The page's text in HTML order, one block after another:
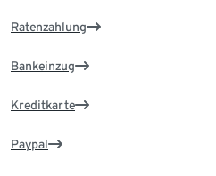
Ratenzahlung
Bankeinzug
Kreditkarte
Paypal